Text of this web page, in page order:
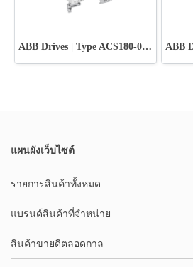
ABB Drives | Type ACS180-04N-033A-4
แผนผังเว็บไซต์
รายการสินค้าทั้งหมด
แบรนด์สินค้าที่จำหน่าย
สินค้าขายดีตลอดกาล